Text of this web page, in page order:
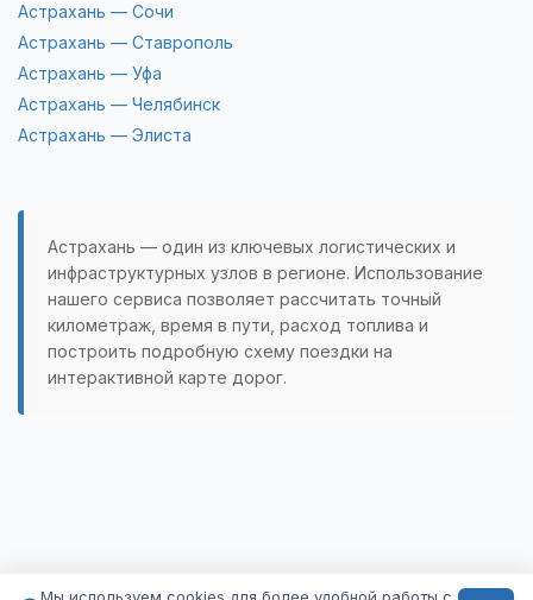
Астрахань — Сочи
Астрахань — Ставрополь
Астрахань — Уфа
Астрахань — Челябинск
Астрахань — Элиста
Астрахань — один из ключевых логистических и
инфраструктурных узлов в регионе. Использование
нашего сервиса позволяет рассчитать точный
километраж, время в пути, расход топлива и
построить подробную схему поездки на
интерактивной карте дорог.